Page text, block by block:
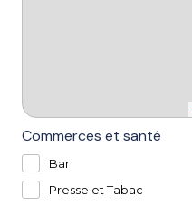
Commerces et santé
Bar
Presse et Tabac